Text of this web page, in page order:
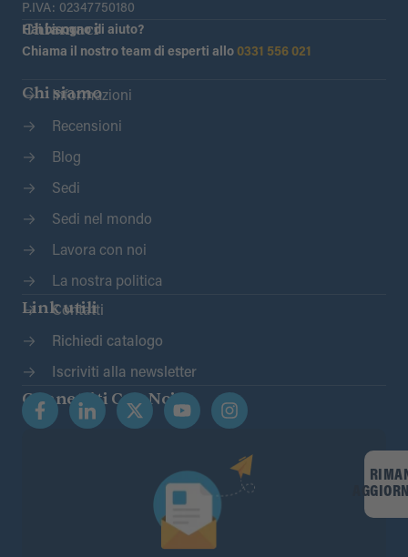
P.IVA: 02347750180
Chiamaci
Hai bisogno di aiuto?
Chiama il nostro team di esperti allo 0331 556 021
Chi siamo
Informazioni
Recensioni
Blog
Sedi
Sedi nel mondo
Lavora con noi
La nostra politica
Link utili
Contatti
Richiedi catalogo
Iscriviti alla newsletter
Connettiti Con Noi